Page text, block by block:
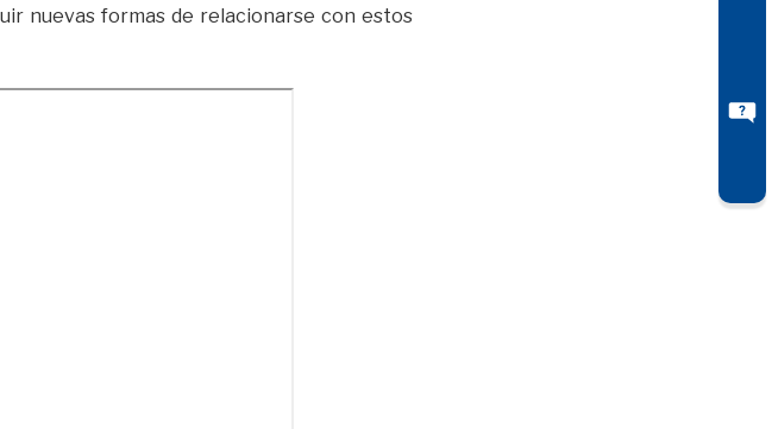
nuevas formas de relacionarse con estos